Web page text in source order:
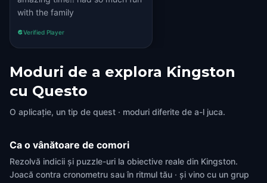
with the family
Verified Player
Moduri de a explora Kingston
cu Questo
O aplicație, un tip de quest · moduri diferite de a-l juca.
Ca o vânătoare de comori
Rezolvă indicii și puzzle-uri la obiective reale din Kingston.
Joacă contra cronometru sau în ritmul tău · și vino cu un grup